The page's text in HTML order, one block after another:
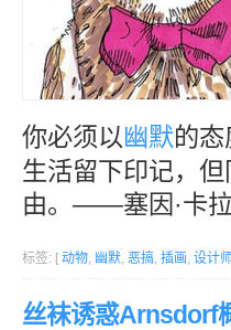
你必须以幽默的
生活留下印记，
由。——塞因·卡
标签: [ 动物, 幽默, 恶搞, 插画, 设计师
丝袜诱惑Arnsdorf